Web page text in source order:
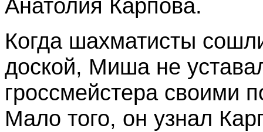
Анатолия Карпова.
Когда шахматисты
доской, Миша не
гроссмейстера своими
Мало того, он узнал